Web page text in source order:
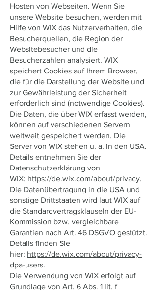
Hosten von Webseiten. Wenn Sie
unsere Website besuchen, werden mit
Hilfe von WIX das Nutzerverhalten, die
Besucherquellen, die Region der
Websitebesucher und die
Besucherzahlen analysiert. WIX
speichert Cookies auf Ihrem Browser,
die für die Darstellung der Website und
zur Gewährleistung der Sicherheit
erforderlich sind (notwendige Cookies).
Die Daten, die über WIX erfasst werden,
können auf verschiedenen Servern
weltweit gespeichert werden. Die
Server von WIX stehen u. a. in den USA.
Details entnehmen Sie der
Datenschutzerklärung von
WIX: https://de.wix.com/about/privacy.
Die Datenübertragung in die USA und
sonstige Drittstaaten wird laut WIX auf
die Standardvertragsklauseln der EU-
Kommission bzw. vergleichbare
Garantien nach Art. 46 DSGVO gestützt.
Details finden Sie
hier: https://de.wix.com/about/privacy-
dpa-users.
Die Verwendung von WIX erfolgt auf
Grundlage von Art. 6 Abs. 1 lit. f